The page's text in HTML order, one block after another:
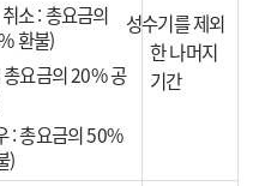
소 : 총요금의
환불)
요금의 20% 공
: 총요금의 50%
)
성수기를 제외
한 나머지
기간